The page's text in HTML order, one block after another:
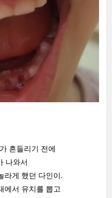
흔들리기 전에
나와서
라게 했던 다인이.
에서 유치를 뽑고